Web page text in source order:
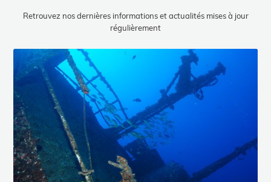
Retrouvez nos dernières informations et actualités mises à jour
régulièrement